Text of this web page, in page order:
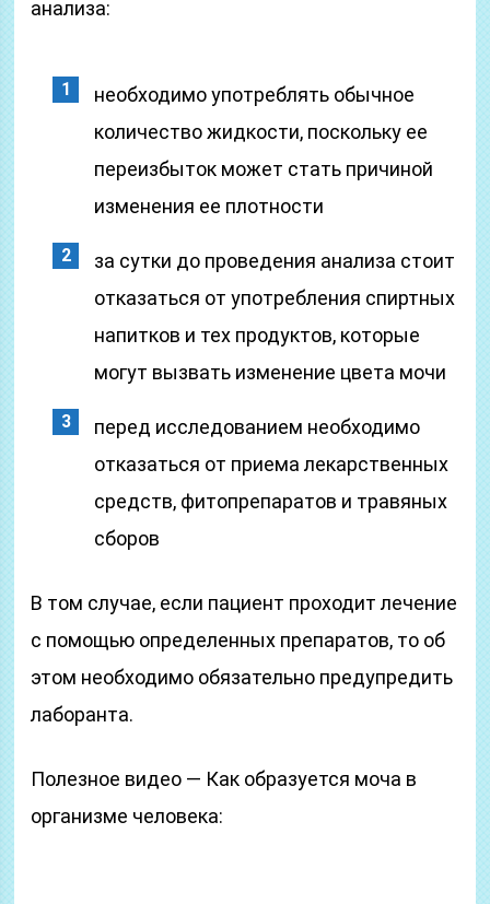
анализа:
необходимо употреблять обычное
количество жидкости, поскольку ее
переизбыток может стать причиной
изменения ее плотности
за сутки до проведения анализа стоит
отказаться от употребления спиртных
напитков и тех продуктов, которые
могут вызвать изменение цвета мочи
перед исследованием необходимо
отказаться от приема лекарственных
средств, фитопрепаратов и травяных
сборов
В том случае, если пациент проходит лечение
с помощью определенных препаратов, то об
этом необходимо обязательно предупредить
лаборанта.
Полезное видео — Как образуется моча в
организме человека: